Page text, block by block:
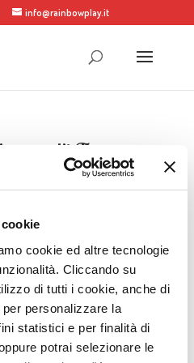
cookie ed altre tecnologie
Cliccando su
di tutti i cookie, anche di
personalizzare la
statistici e per finalità di
potrai selezionare le
info@rainbowplay.it
credit Tom